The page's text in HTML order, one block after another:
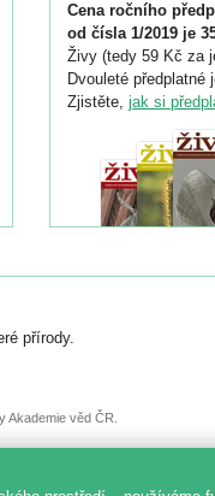
Cena ročního
od čísla 1/2019 je
Živy (tedy 59 Kč za
Dvouleté předplatné
Zjistěte, jak si
přírody.
Akademie věd ČR.